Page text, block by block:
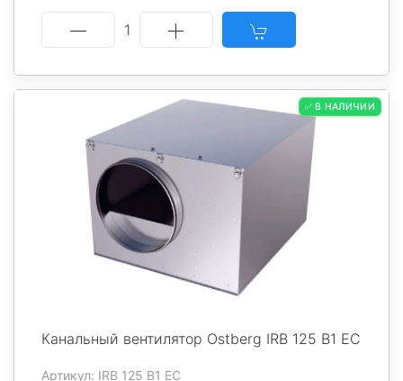
1
✅ В НАЛИЧИИ
Канальный вентилятор Ostberg IRB 125 B1 EC
Артикул: IRB 125 B1 EC